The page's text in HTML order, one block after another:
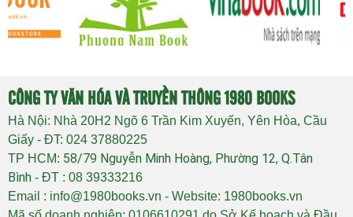
CÔNG TY VĂN HÓA VÀ TRUYỀN THÔNG 1980 BOOKS
Hà Nội: Nhà 20H2 Ngõ 6 Trần Kim Xuyến, Yên Hòa, Cầu
Giấy - ĐT: 024 37880225
TP HCM: 58/79 Nguyễn Minh Hoàng, Phường 12, Q.Tân
Bình - ĐT : 08 39333216
Email : info@1980books.vn - Website: 1980books.vn